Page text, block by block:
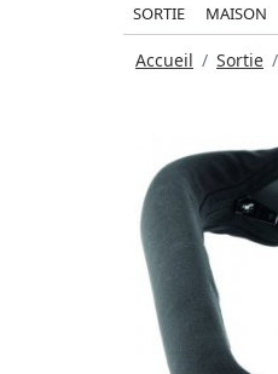
SORTIE MAISON
Accueil Sortie